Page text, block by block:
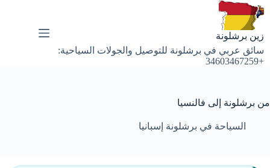
التجاوز
إلى
المحتوى
زين برشلونة
سائق عربي في برشلونة للتوصيل والجولات السياحية:
+34603467259
من برشلونة إلى فالنسيا
السياحة في برشلونة إسبانيا